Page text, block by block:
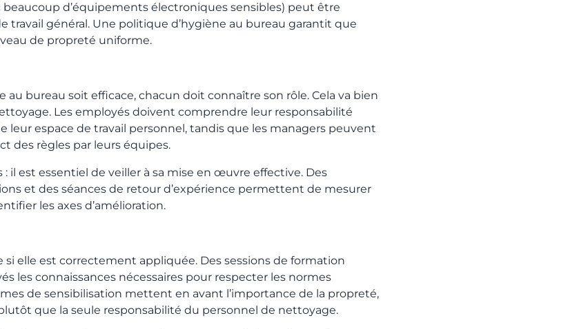
beaucoup d’équipements électroniques sensibles) peut être
travail général. Une politique d’hygiène au bureau garantit que
de propreté uniforme.
au bureau soit efficace, chacun doit connaître son rôle. Cela va bien
Les employés doivent comprendre leur responsabilité
leur espace de travail personnel, tandis que les managers peuvent
des règles par leurs équipes.
il est essentiel de veiller à sa mise en œuvre effective. Des
et des séances de retour d’expérience permettent de mesurer
les axes d’amélioration.
si elle est correctement appliquée. Des sessions de formation
les connaissances nécessaires pour respecter les normes
de sensibilisation mettent en avant l’importance de la propreté,
que la seule responsabilité du personnel de nettoyage.